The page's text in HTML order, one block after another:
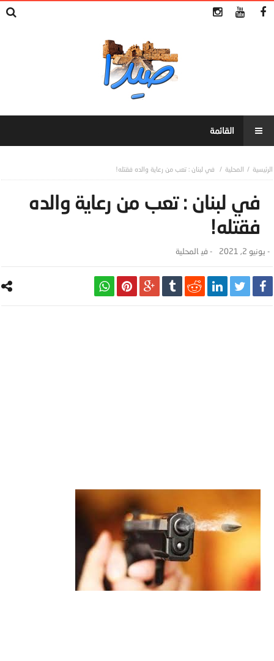
المحلية في لبنان : تعب من رعاية والده فقتله!
في لبنان : تعب من رعاية والده
فقتله!
- يونيو 2, 2021 - ‎في المحلية